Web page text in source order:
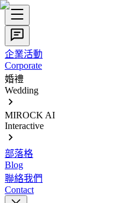
企業活動
Corporate
婚禮
Wedding
MIROCK AI
Interactive
部落格
Blog
聯絡我們
Contact